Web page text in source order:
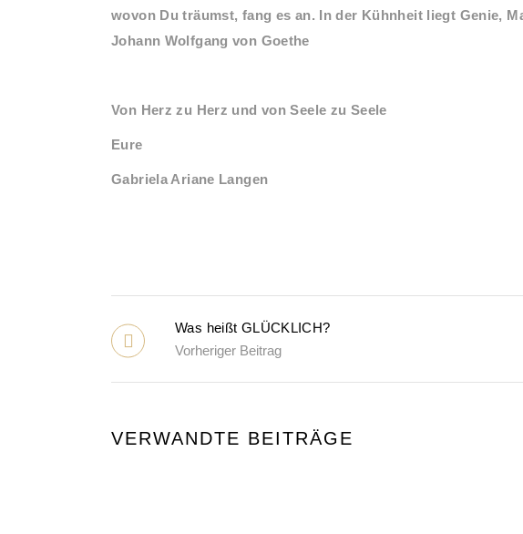
wovon Du träumst, fang es an. In der Kühnheit liegt Genie,
Johann Wolfgang von Goethe
Von Herz zu Herz und von Seele zu Seele
Eure
Gabriela Ariane Langen
Was heißt GLÜCKLICH?
Vorheriger Beitrag
VERWANDTE BEITRÄGE